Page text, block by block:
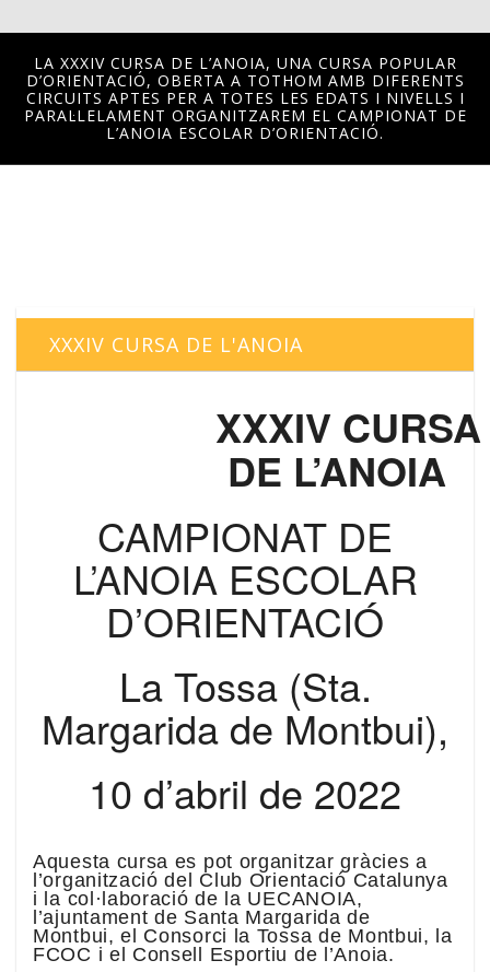
LA XXXIV CURSA DE L’ANOIA, UNA CURSA POPULAR
D’ORIENTACIÓ, OBERTA A TOTHOM AMB DIFERENTS
CIRCUITS APTES PER A TOTES LES EDATS I NIVELLS I
PARAL·LELAMENT ORGANITZAREM EL CAMPIONAT DE
L’ANOIA ESCOLAR D’ORIENTACIÓ.
XXXIV CURSA DE L'ANOIA
XXXIV CURSA
DE L’ANOIA
CAMPIONAT DE
L’ANOIA ESCOLAR
D’ORIENTACIÓ
La Tossa (Sta.
Margarida de Montbui),
10 d’abril de 2022
Aquesta cursa es pot organitzar gràcies a
l’organització del Club Orientació Catalunya
i la col·laboració de la UECANOIA,
l’ajuntament de Santa Margarida de
Montbui, el Consorci la Tossa de Montbui, la
FCOC i el Consell Esportiu de l’Anoia.